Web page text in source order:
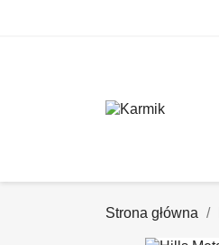
Strona główna